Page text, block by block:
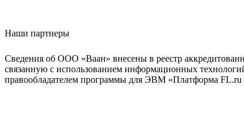
Наши партнеры
Сведения об ООО «Ваан» внесены в реестр
связанную с использованием информационных
правообладателем программы для ЭВМ «Платформа FL.ru